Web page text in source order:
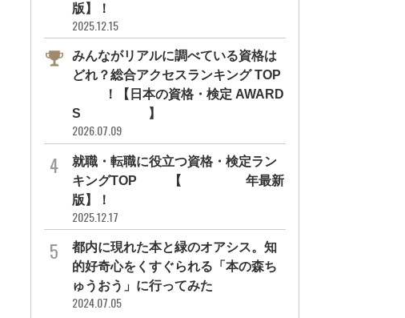
#サイ先生
インタビュー
失敗しない！ 韓国式推し活マナー＆
コミュニケーション術を...
#勉強方法
#韓流 #韓国語 #サイ先生
「推しの言葉を字幕なしで聞き取り
たい！」を叶えるサイ先生...
版】！
2025.12.15
みんながリアルに調べている資格は
どれ？総合アクセスランキング TOP
10！【日本の資格・検定 AWARD
S 2026】
2026.07.09
就職・転職に役立つ資格・検定ラン
キングTOP30【2026年最新
版】！
2025.12.17
都内に現れた本と緑のオアシス。知
的好奇心をくすぐられる「本の森ち
ゅうおう」に行ってみた
2024.07.05